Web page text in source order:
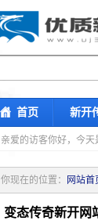
首页 新开
亲爱的访客你好， 今天
你现在的位置： 网站首
变态传奇新开网